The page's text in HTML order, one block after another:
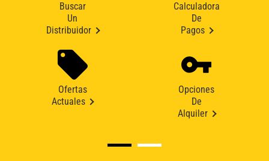
Buscar
Un
Distribuidor
Calculadora
De
Pagos
Ofertas
Actuales
Opciones
De
Alquiler